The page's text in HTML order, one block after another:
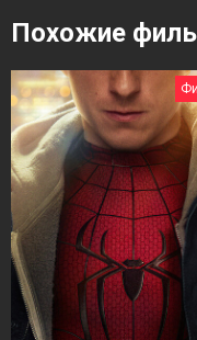
Похожие